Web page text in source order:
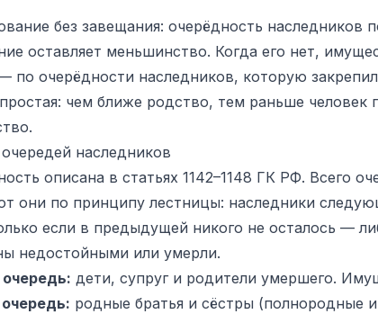
без завещания: очерёдность наследников
оставляет меньшинство. Когда его нет,
по очерёдности наследников, которую
чем ближе родство, тем раньше человек
наследников
описана в статьях 1142–1148 ГК РФ. Всего
они по принципу лестницы: наследники
если в предыдущей никого не осталось —
недостойными или умерли.
дети, супруг и родители умершего.
родные братья и сёстры (полнородные